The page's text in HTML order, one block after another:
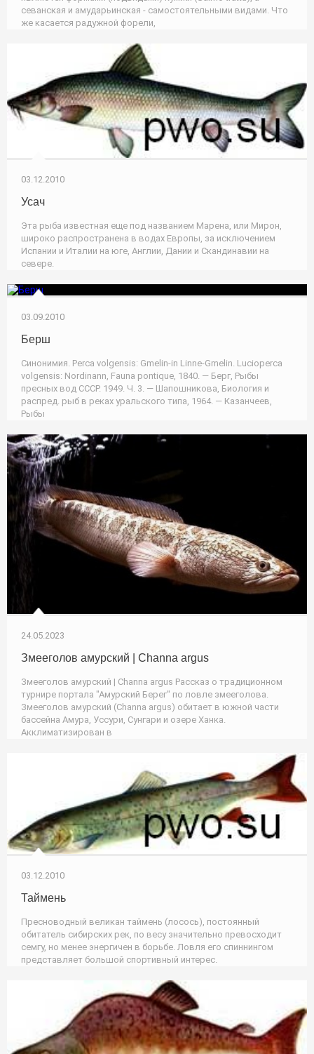
севанская и амударьинская - самостоятельными видами. Что
же касается радужной форели,
03.12.2010
Усач
Эта рыба известная еще под названием Марена, или Мирон,
широко распространена в водах Европы, за исключением
Испании и Италии на юге, Англии, Дании и Скандинавии на
севере.
03.09.2010
Берш
Синонимия. Perca volgensis: Gmelin-in Linne-Gmelin. Lucioperca
volgensis: Nordinann, Fauna pontique, 1840. — Берг, Рыбы
пресных вод СССР. 1949. Ч. 3. — Шапошникова, Биология и
распред. рыб в реках уральского типа, 1964. — Казанчеев,
Рыбы
24.05.2023
Змееголов амурский | Channa argus
Змееголов амурский | Channa argus Рассказ о традиционном
турнире портала "Амурский Берег" по ловле змееголова.
Змееголов амурский (Channa argus) обитает в южной части
бассейна Амура, Уссури, Сунгари и озере Ханка.
Акклиматизирован в
03.12.2010
Таймень
Пресноводный великан таймень (лосось), постоянный
обитатель сибирских рек, по весу значительно превосходит
семгу, но менее энергичен в борьбе. Ловля его спиннингом
представляет большой спортивный интерес.